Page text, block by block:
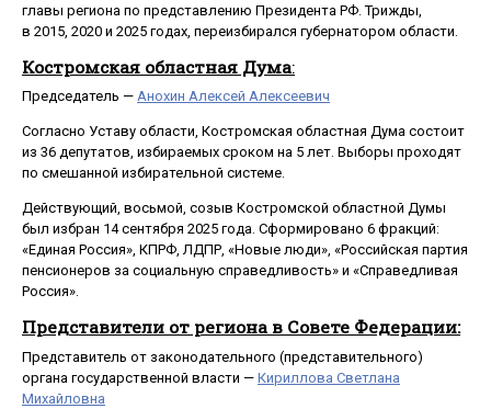
главы региона по представлению Президента РФ. Трижды,
в 2015, 2020 и 2025 годах, переизбирался губернатором области.
Костромская областная Дума:
Председатель — Анохин Алексей Алексеевич
Согласно Уставу области, Костромская областная Дума состоит
из 36 депутатов, избираемых сроком на 5 лет. Выборы проходят
по смешанной избирательной системе.
Действующий, восьмой, созыв Костромской областной Думы
был избран 14 сентября 2025 года. Сформировано 6 фракций:
«Единая Россия», КПРФ, ЛДПР, «Новые люди», «Российская партия
пенсионеров за социальную справедливость» и «Справедливая
Россия».
Представители от региона в Совете Федерации:
Представитель от законодательного (представительного)
органа государственной власти — Кириллова Светлана
Михайловна